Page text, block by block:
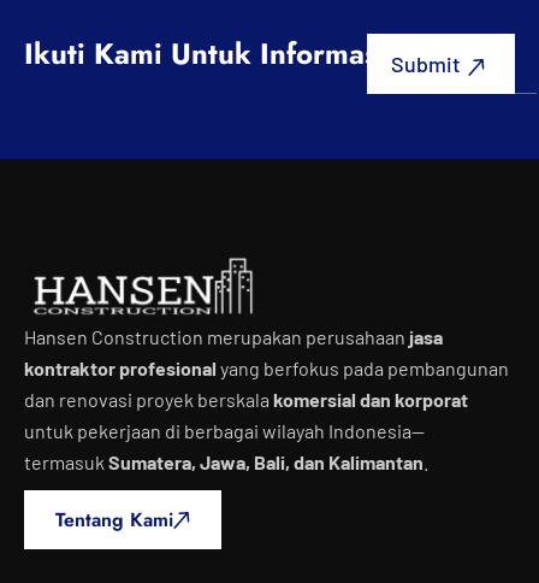
Ikuti Kami Untuk Informasi Terbaru
Hansen Construction merupakan perusahaan jasa
kontraktor profesional yang berfokus pada pembangunan
dan renovasi proyek berskala komersial dan korporat
untuk pekerjaan di berbagai wilayah Indonesia—
termasuk Sumatera, Jawa, Bali, dan Kalimantan
Tentang Kami